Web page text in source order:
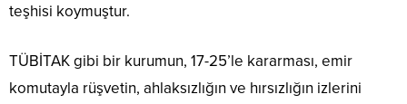
teşhisi koymuştur.
TÜBİTAK gibi bir kurumun, 17-25’le kararması, emir
komutayla rüşvetin, ahlaksızlığın ve hırsızlığın izlerini